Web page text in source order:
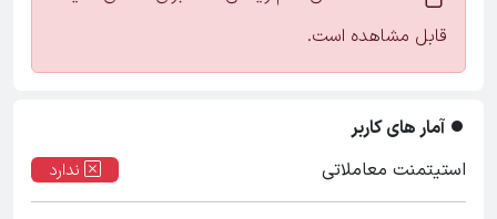
قابل مشاهده است.
آمار های کاربر
استیتمنت معاملاتی
ندارد